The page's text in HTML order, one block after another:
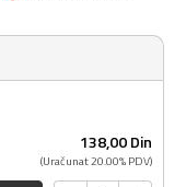
138,00Din
(Uračunat 20.00% PDV)